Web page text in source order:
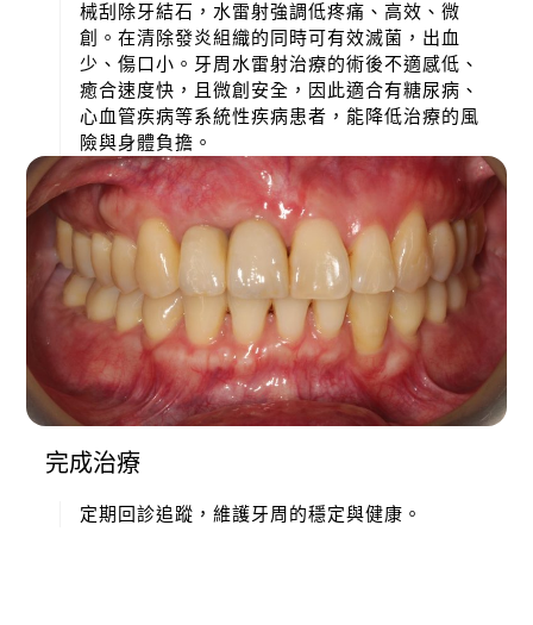
械刮除牙結石，水雷射強調低疼痛、高效、微
創。在清除發炎組織的同時可有效滅菌，出血
少、傷口小。牙周水雷射治療的術後不適感低、
癒合速度快，且微創安全，因此適合有糖尿病、
心血管疾病等系統性疾病患者，能降低治療的風
險與身體負擔。
完成治療
定期回診追蹤，維護牙周的穩定與健康。